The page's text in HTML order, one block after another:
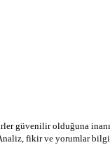
güvenilir olduğuna
fikir ve yorumlar